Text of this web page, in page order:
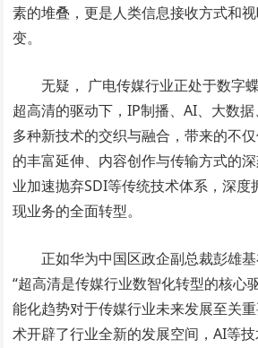
素的堆叠，更是人类信息接收方式和
变。
无疑， 广电传媒行业正处于数字
超高清的驱动下，IP制播、AI、大数
多种新技术的交织与融合，带来的不
的丰富延伸、内容创作与传输方式的
业加速抛弃SDI等传统技术体系，深度
现业务的全面转型。
正如华为中国区政企副总裁彭雄
“超高清是传媒行业数智化转型的核心
能化趋势对于传媒行业未来发展至关
术开辟了行业全新的发展空间，AI等